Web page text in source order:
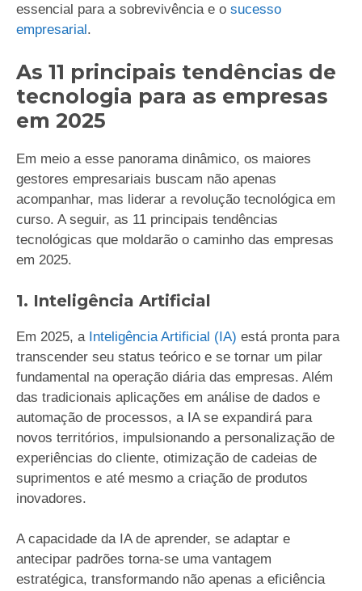
essencial para a sobrevivência e o sucesso
empresarial.
As 11 principais tendências de
tecnologia para as empresas
em 2025
Em meio a esse panorama dinâmico, os maiores
gestores empresariais buscam não apenas
acompanhar, mas liderar a revolução tecnológica em
curso. A seguir, as 11 principais tendências
tecnológicas que moldarão o caminho das empresas
em 2025.
1. Inteligência Artificial
Em 2025, a Inteligência Artificial (IA) está pronta para
transcender seu status teórico e se tornar um pilar
fundamental na operação diária das empresas. Além
das tradicionais aplicações em análise de dados e
automação de processos, a IA se expandirá para
novos territórios, impulsionando a personalização de
experiências do cliente, otimização de cadeias de
suprimentos e até mesmo a criação de produtos
inovadores.
A capacidade da IA de aprender, se adaptar e
antecipar padrões torna-se uma vantagem
estratégica, transformando não apenas a eficiência